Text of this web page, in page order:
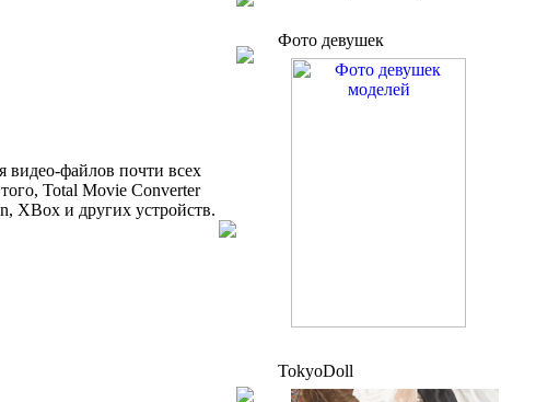
файлов почти всех
Total Movie Converter
XBox и других устройств.
Фото девушек
TokyoDoll